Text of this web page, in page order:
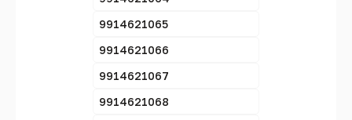
9914621065
9914621066
9914621067
9914621068